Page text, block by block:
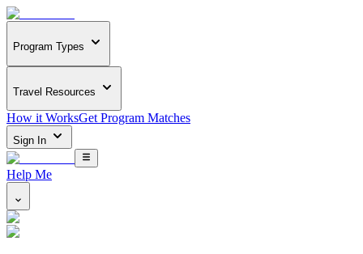
Program Types
Travel Resources
How it WorksGet Program Matches
Sign In
Help Me